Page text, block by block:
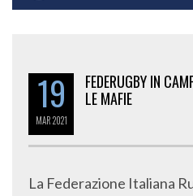
19
MAR2021
FEDERUGBY IN
LE MAFIE
La Federazione Italiana